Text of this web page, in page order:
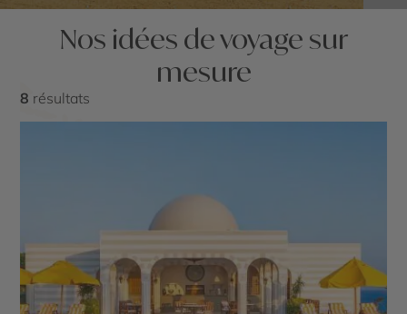
Nos idées de voyage sur
mesure
8 résultats